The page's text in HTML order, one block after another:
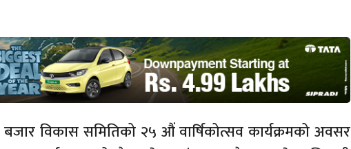
विकास समितिको २५ औं वार्षिकोत्सव कार्यक्रमको अवसर